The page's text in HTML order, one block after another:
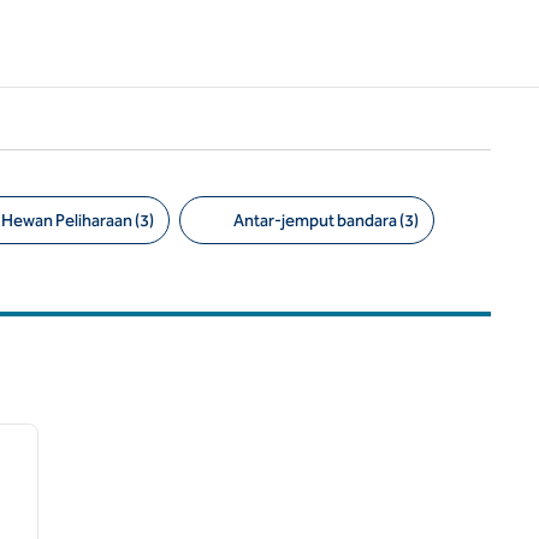
Peliharaan (3) Antar-jemput bandara (3)
gambar berikutnya